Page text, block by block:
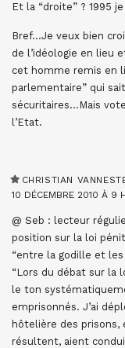
Et la “droite” ? 1995
Bref…Je veux bien
de l’idéologie en lieu
cet homme remis en
parlementaire” qui
sécuritaires…Mais
l’Etat.
CHRISTIAN
10 DÉCEMBRE 2010 À 9
@ Seb : lecteur
position sur la loi
“entre la godille et
“Lors du débat sur la
le ton
emprisonnés. J’ai
hôtelière des prisons,
résultent, aient